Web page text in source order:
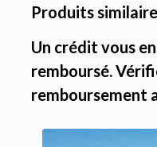
Produits
Un crédit vous
remboursé.
remboursement